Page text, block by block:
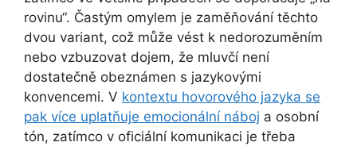
rovinu“. Častým omylem je zaměňování těchto
dvou variant, což může vést k nedorozuměním
nebo vzbuzovat dojem, že mluvčí není
dostatečně obeznámen s jazykovými
konvencemi. V kontextu hovorového jazyka se
pak více uplatňuje emocionální náboj a osobní
tón, zatímco v oficiální komunikaci je třeba